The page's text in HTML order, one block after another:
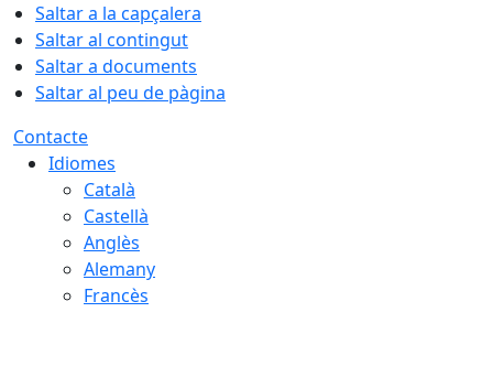
Saltar a la capçalera
Saltar al contingut
Saltar a documents
Saltar al peu de pàgina
Contacte
Idiomes
Català
Castellà
Anglès
Alemany
Francès